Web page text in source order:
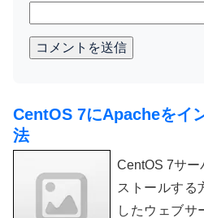
コメントを送信
CentOS 7にApacheをイ
法
CentOS 7サ
ストールする
したウェブサ